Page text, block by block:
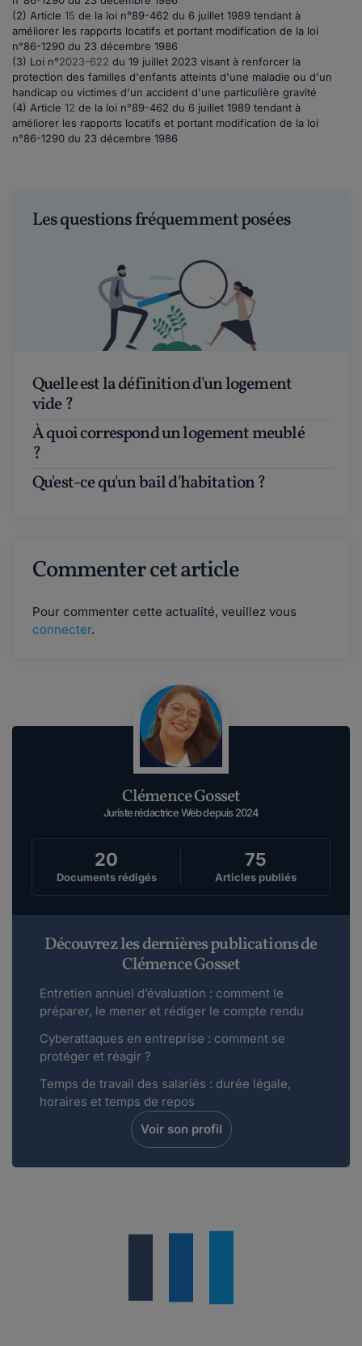
(2) Article 15 de la loi n°89-462 du 6 juillet 1989 tendant à
améliorer les rapports locatifs et portant modification de la loi
n°86-1290 du 23 décembre 1986
(3) Loi n°2023-622 du 19 juillet 2023 visant à renforcer la
protection des familles d'enfants atteints d'une maladie ou d'un
handicap ou victimes d'un accident d'une particulière gravité
(4) Article 12 de la loi n°89-462 du 6 juillet 1989 tendant à
améliorer les rapports locatifs et portant modification de la loi
n°86-1290 du 23 décembre 1986
Les questions fréquemment posées
Quelle est la définition d'un logement
vide ?
À quoi correspond un logement meublé
?
Qu'est-ce qu'un bail d'habitation ?
Commenter cet article
Pour commenter cette actualité, veuillez vous
connecter.
Clémence Gosset
Juriste rédactrice Web depuis 2024
20
Documents rédigés
75
Articles publiés
Découvrez les dernières publications de
Clémence Gosset
Entretien annuel d’évaluation : comment le
préparer, le mener et rédiger le compte rendu
Cyberattaques en entreprise : comment se
protéger et réagir ?
Temps de travail des salariés : durée légale,
horaires et temps de repos
Voir son profil